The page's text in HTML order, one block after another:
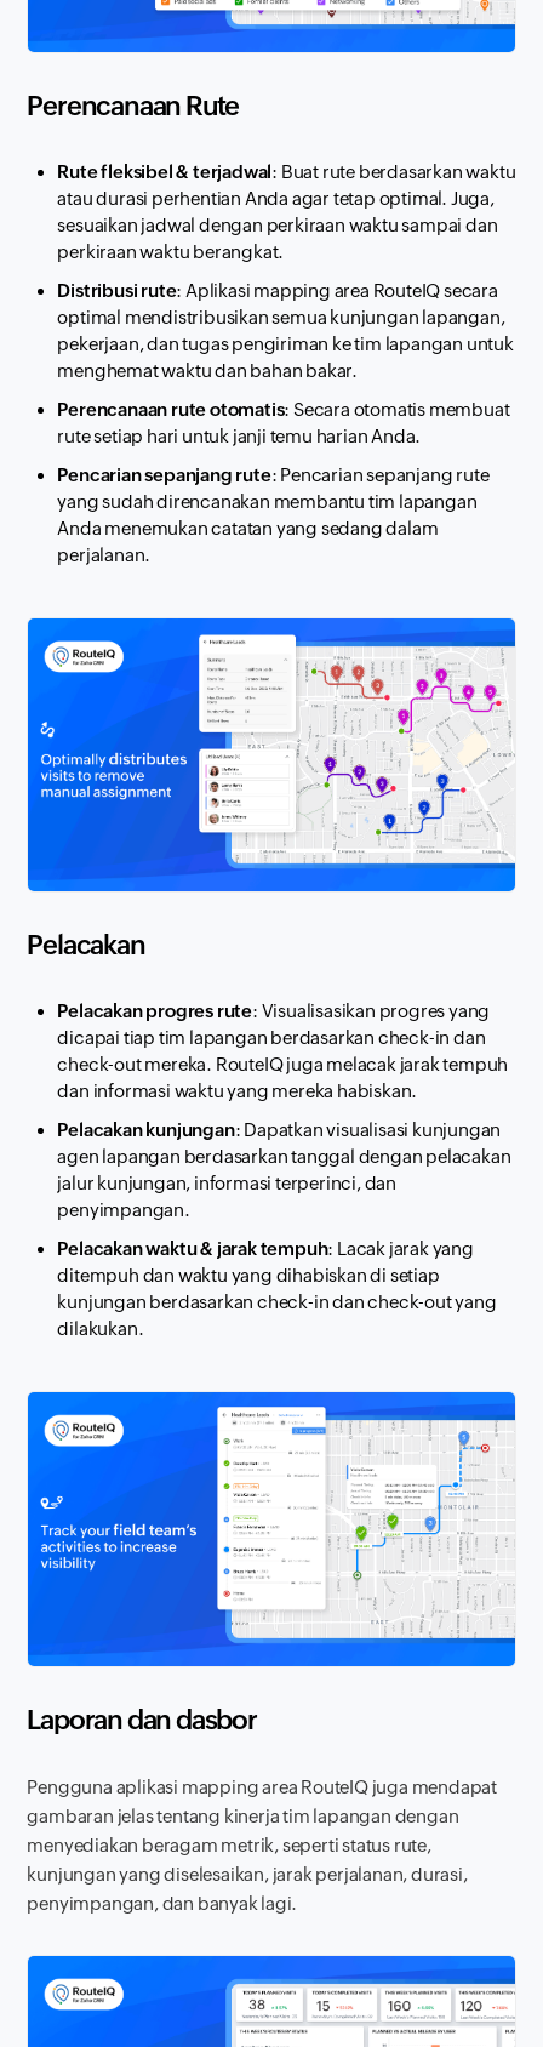
Perencanaan Rute
Rute fleksibel & terjadwal: Buat rute berdasarkan waktu
atau durasi perhentian Anda agar tetap optimal. Juga,
sesuaikan jadwal dengan perkiraan waktu sampai dan
perkiraan waktu berangkat.
Distribusi rute: Aplikasi mapping area RouteIQ secara
optimal mendistribusikan semua kunjungan lapangan,
pekerjaan, dan tugas pengiriman ke tim lapangan untuk
menghemat waktu dan bahan bakar.
Perencanaan rute otomatis: Secara otomatis membuat
rute setiap hari untuk janji temu harian Anda.
Pencarian sepanjang rute: Pencarian sepanjang rute
yang sudah direncanakan membantu tim lapangan
Anda menemukan catatan yang sedang dalam
perjalanan.
Pelacakan
Pelacakan progres rute: Visualisasikan progres yang
dicapai tiap tim lapangan berdasarkan check-in dan
check-out mereka. RouteIQ juga melacak jarak tempuh
dan informasi waktu yang mereka habiskan.
Pelacakan kunjungan: Dapatkan visualisasi kunjungan
agen lapangan berdasarkan tanggal dengan pelacakan
jalur kunjungan, informasi terperinci, dan
penyimpangan.
Pelacakan waktu & jarak tempuh: Lacak jarak yang
ditempuh dan waktu yang dihabiskan di setiap
kunjungan berdasarkan check-in dan check-out yang
dilakukan.
Laporan dan dasbor
Pengguna aplikasi mapping area RouteIQ juga mendapat
gambaran jelas tentang kinerja tim lapangan dengan
menyediakan beragam metrik, seperti status rute,
kunjungan yang diselesaikan, jarak perjalanan, durasi,
penyimpangan, dan banyak lagi.